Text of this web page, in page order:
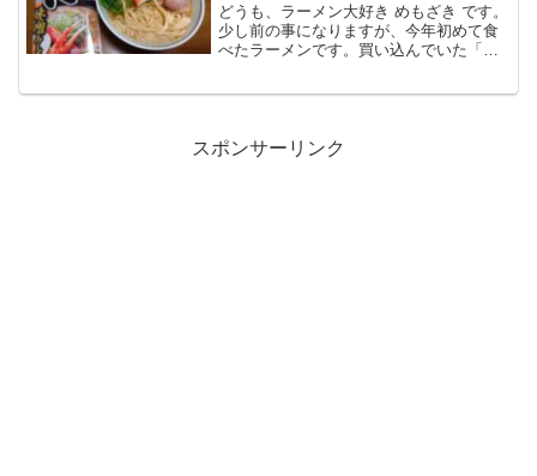
どうも、ラーメン大好き めもざき です。
少し前の事になりますが、今年初めて食
べたラーメンです。買い込んでいた「え
スポンサーリンク